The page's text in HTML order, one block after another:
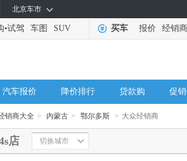
北京车市
•试驾 车图 SUV 买车 报价 经销商
汽车报价 降价排行 贷款购 促
销商大全 > 内蒙古 > 鄂尔多斯 > 大众经销商
店 切换城市